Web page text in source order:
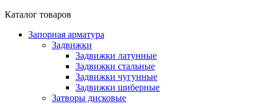
Каталог товаров
Запорная арматура
Задвижки
Задвижки латунные
Задвижки стальные
Задвижки чугунные
Задвижки шиберные
Затворы дисковые